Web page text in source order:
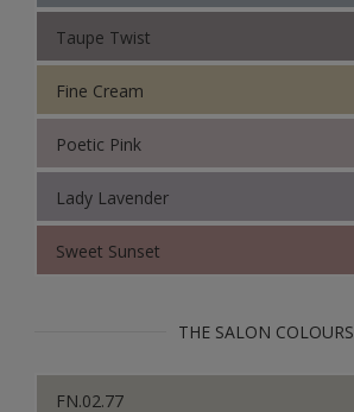
Taupe Twist
Fine Cream
Poetic Pink
Lady Lavender
Sweet Sunset
THE SALON COLOURS
FN.02.77